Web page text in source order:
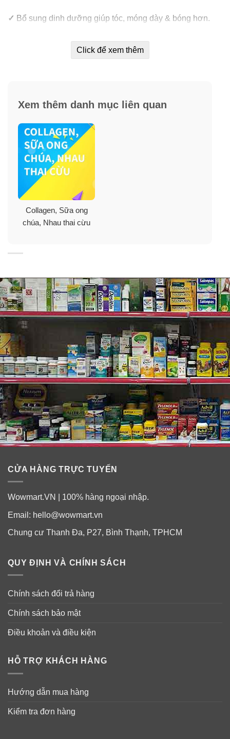
✓ Bổ sung dinh dưỡng giúp tóc, móng dày & bóng hơn.
Phòng ngừa loãng xương & giảm đau khớp.
Thành phần có trong collagen nước dạng
ống
Sản phẩm bổ sung đầy đủ các Vitamin và khoáng chất
cần thiết cho cơ thể, bao gồm: Vitamin E 12IU Vitamin A
1875 IU Vitamin C 15mg Vitamin B1 0.21mg Vitamin B3
7.5mg Vitamin B6 0.75mg Vitamin B9 50mcg Vitamin
B12 0.75mcg Biotin 2000mcg Ngoài ra, sản phẩm còn
gồm các dưỡng chất khác như: Horsetail, Antioxidant
Blend ( chất chống Oxy hóa Blend ), Dưỡng chất Silica,
Hydrolyzed Collagen Biotin… giúp bạn luôn có một làn
Click để xem thêm
Xem thêm danh mục liên quan
Collagen, Sữa ong
chúa, Nhau thai cừu
CỬA HÀNG TRỰC TUYẾN
Wowmart.VN | 100% hàng ngoại nhập.
Email: hello@wowmart.vn
Chung cư Thanh Đa, P27, Bình Thạnh, TPHCM
QUY ĐỊNH VÀ CHÍNH SÁCH
Chính sách đổi trả hàng
Chính sách bảo mật
Điều khoản và điều kiện
HỖ TRỢ KHÁCH HÀNG
Hướng dẫn mua hàng
Kiểm tra đơn hàng